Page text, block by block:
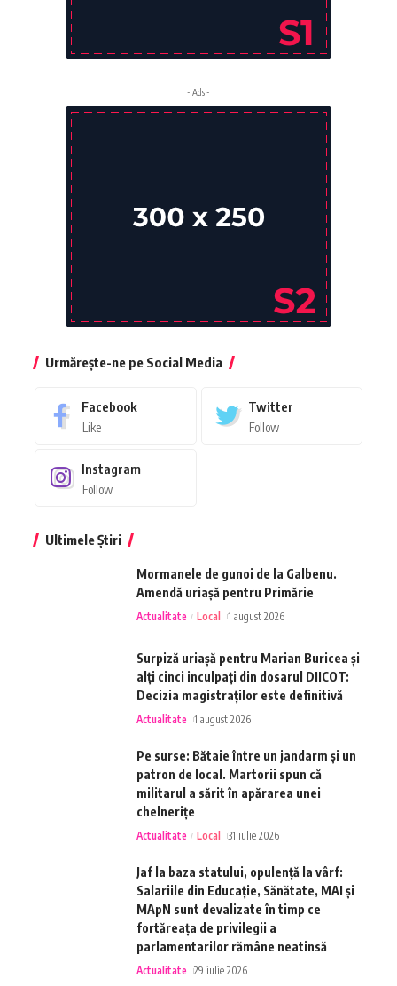
- Ads -
Urmărește-ne pe Social Media
Facebook
Like
Twitter
Follow
Instagram
Follow
Ultimele Știri
Mormanele de gunoi de la Galbenu.
Amendă uriașă pentru Primărie
Actualitate Local 1 august 2026
Surpiză uriașă pentru Marian Buricea și
alți cinci inculpați din dosarul DIICOT:
Decizia magistraților este definitivă
Actualitate 1 august 2026
Pe surse: Bătaie între un jandarm și un
patron de local. Martorii spun că
militarul a sărit în apărarea unei
chelnerițe
Actualitate Local 31 iulie 2026
Jaf la baza statului, opulență la vârf:
Salariile din Educație, Sănătate, MAI și
MApN sunt devalizate în timp ce
fortăreața de privilegii a
parlamentarilor rămâne neatinsă
Actualitate 29 iulie 2026